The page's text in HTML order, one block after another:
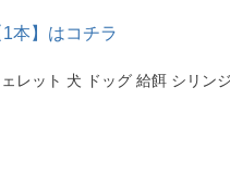
1本】はコチラ
レット 犬 ドッグ 給餌 シリン